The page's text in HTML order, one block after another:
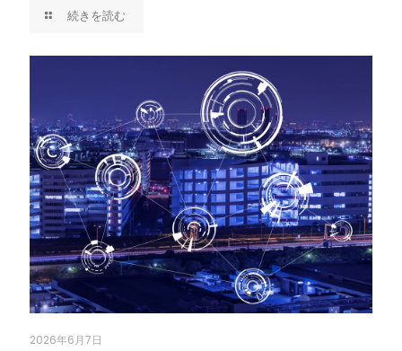
続きを読む
2026年6月7日